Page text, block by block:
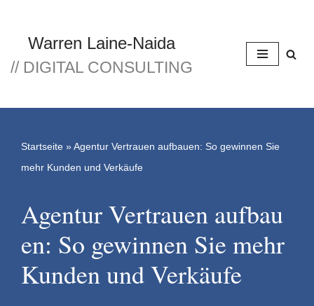
Zum
Inhalt
Warren Laine-Naida
// DIGITAL CONSULTING
Startseite »Agentur Vertrauen aufbauen: So gewinnen Sie
mehr Kunden und Verkäufe
Agentur Vertrauen aufbau
en: So gewinnen Sie mehr
Kunden und Verkäufe